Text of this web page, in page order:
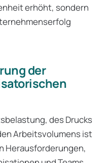
erhöht, sondern
der
des Drucks
Arbeitsvolumens ist
Herausforderungen,